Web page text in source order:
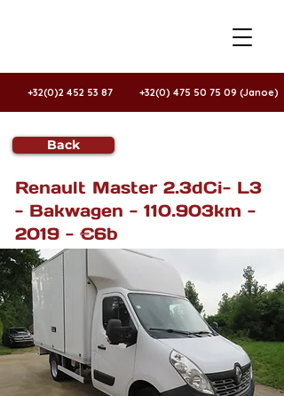
+32(0)2 452 53 87 +32(0) 475 50 75 09 (Janoe)
Back
Renault Master 2.3dCi- L3
- Bakwagen - 110.903km -
2019 - €6b